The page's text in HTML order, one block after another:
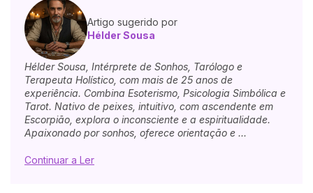
Artigo sugerido por
Hélder Sousa
Hélder Sousa, Intérprete de Sonhos, Tarólogo e
Terapeuta Holístico, com mais de 25 anos de
experiência. Combina Esoterismo, Psicologia Simbólica e
Tarot. Nativo de peixes, intuitivo, com ascendente em
Escorpião, explora o inconsciente e a espiritualidade.
Apaixonado por sonhos, oferece orientação e ...
Continuar a Ler